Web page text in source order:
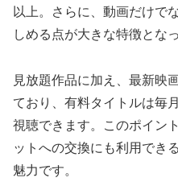
以上。さらに、動画だけで
しめる点が大きな特徴とな
見放題作品に加え、最新映
ており、有料タイトルは毎
視聴できます。このポイン
ットへの交換にも利用でき
魅力です。